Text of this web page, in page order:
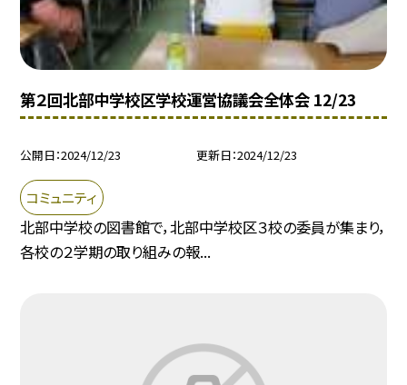
第２回北部中学校区学校運営協議会全体会 12/23
公開日 2024/12/23 更新日 2024/12/23
コミュニティ
北部中学校の図書館で，北部中学校区３校の委員が集まり，
各校の２学期の取り組みの報...